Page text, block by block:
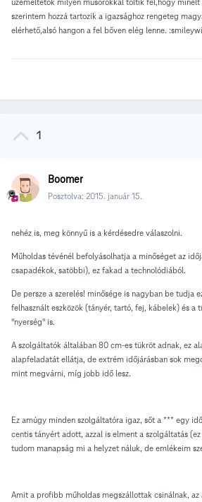
szerintem hozzá tartozik a igazsághoz rengeteg
elérhető,alsó hangon a fel bőven elég lenne.
1
Boomer
Posztolva: 2015. január 15.
nehéz is, meg könnyű is a kérdésedre válaszolni.
Műholdas tévénél befolyásolhatja a minőséget az
csapadékok, satöbbi), ez fakad a technolódiából.
De persze a szerelés! minősége is nagyban be tudja
felhasznált eszközök (tányér, tartó, fej, kábelek) és a
"nyerség" is.
A szolgáltatók általában 80 cm-es tükröt adnak, ez
alapfeladatát ellátja, de extrém időjárásban sok
mint megvárni, míg jobb idő lesz.
Ez amúgy minden szolgáltatóra igaz, sőt a *** egy
centis tányért adott, azzal is elment a szolgáltatás
tudom manapság mi a helyzet náluk, de emlékeim
Amit a profibb műholdas megszállottak csinálnak,